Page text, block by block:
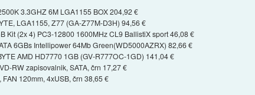
3.3GHZ 6M LGA1155 BOX 204,92 €
LGA1155, Z77 (GA-Z77M-D3H) 94,56 €
Kit (2x 4) PC3-12800 1600MHz CL9 BallistiX sport 46,08 €
6GBs Intellipower 64Mb Green(WD5000AZRX) 82,66 €
AMD HD7770 1GB (GV-R777OC-1GD) 141,04 €
RW zapisovalnik, SATA, črn 17,27 €
120mm, 4xUSB, črn 38,65 €